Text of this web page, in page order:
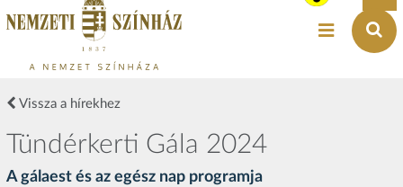
Vissza a hírekhez
Tündérkerti Gála 2024
A gálaest és az egész nap programja